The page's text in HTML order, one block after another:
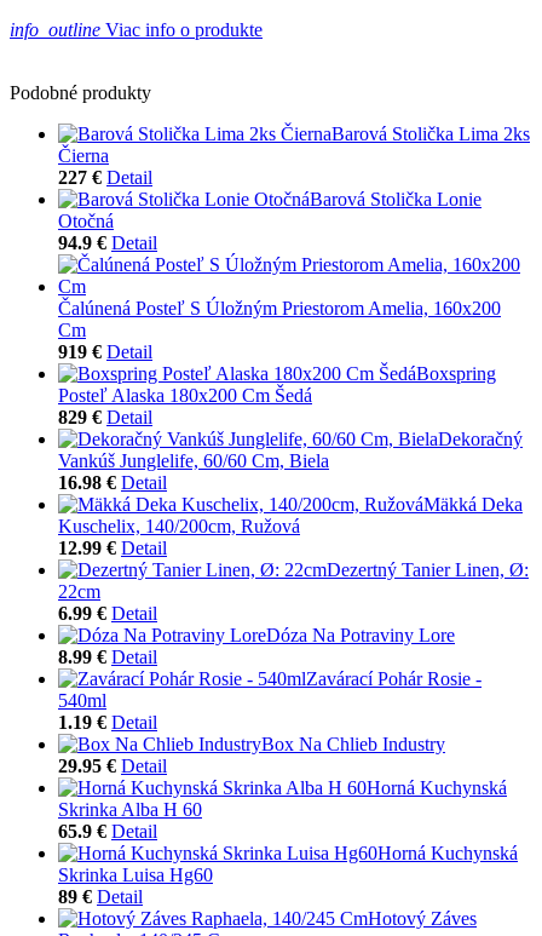
info_outline Viac info o produkte
Podobné produkty
Barová Stolička Lima 2ks
Čierna
227 € Detail
Barová Stolička Lonie
Otočná
94.9 € Detail
Čalúnená Posteľ S Úložným Priestorom Amelia, 160x200
Cm
919 € Detail
Boxspring
Posteľ Alaska 180x200 Cm Šedá
829 € Detail
Dekoračný
Vankúš Junglelife, 60/60 Cm, Biela
16.98 € Detail
Mäkká Deka
Kuschelix, 140/200cm, Ružová
12.99 € Detail
Dezertný Tanier Linen, Ø:
22cm
6.99 € Detail
Dóza Na Potraviny Lore
8.99 € Detail
Zavárací Pohár Rosie -
540ml
1.19 € Detail
Box Na Chlieb Industry
29.95 € Detail
Horná Kuchynská
Skrinka Alba H 60
65.9 € Detail
Horná Kuchynská
Skrinka Luisa Hg60
89 € Detail
Hotový Záves